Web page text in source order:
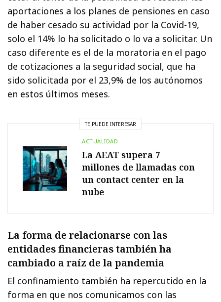
aportaciones a los planes de pensiones en caso
de haber cesado su actividad por la Covid-19,
solo el 14% lo ha solicitado o lo va a solicitar. Un
caso diferente es el de la moratoria en el pago
de cotizaciones a la seguridad social, que ha
sido solicitada por el 23,9% de los autónomos
en estos últimos meses.
TE PUEDE INTERESAR
ACTUALIDAD
La AEAT supera 7
millones de llamadas con
un contact center en la
nube
La forma de relacionarse con las
entidades financieras también ha
cambiado a raíz de la pandemia
El confinamiento también ha repercutido en la
forma en que nos comunicamos con las